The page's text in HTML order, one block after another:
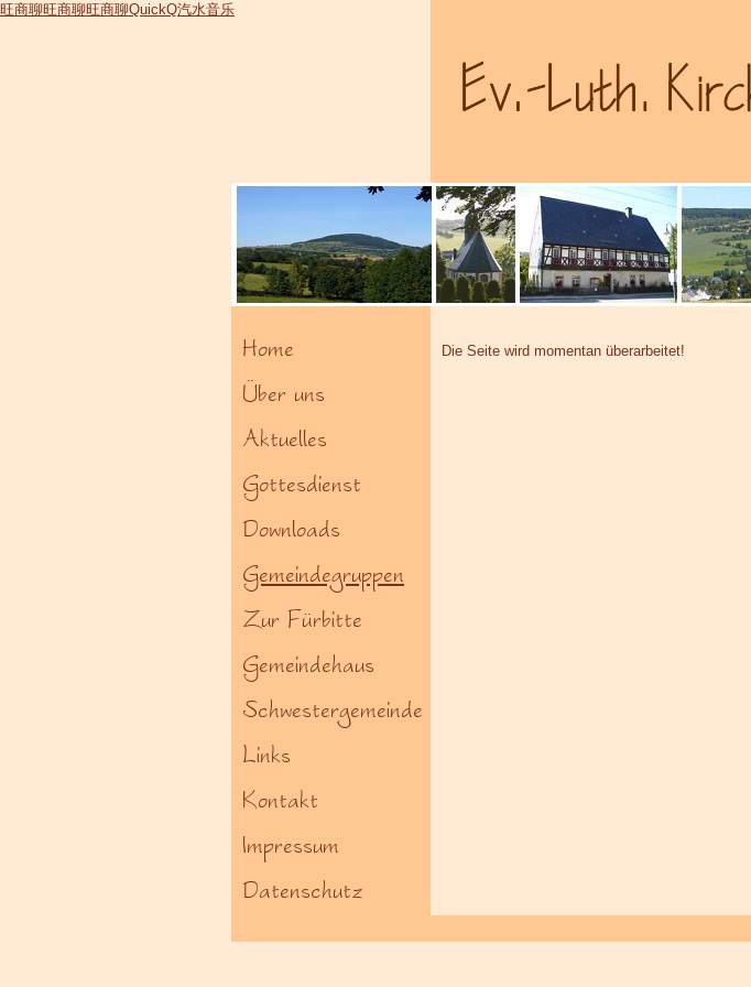
Home
Über uns
Aktuelles
Gottesdienst
Downloads
Gemeindegruppen
Zur Fürbitte
Gemeindehaus
Schwestergemeinde
Links
Kontakt
Impressum
Datenschutz
Die Seite wird momentan überarbeitet!
旺商聊旺商聊旺商聊QuickQ汽水音乐